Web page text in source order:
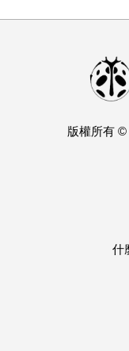
版權所有 ©
什